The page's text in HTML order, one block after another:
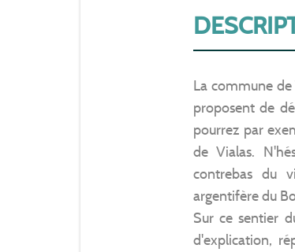
La commune de
proposent de
pourrez par
de Vialas.
contrebas du
argentifère du
Sur ce sentier
d'explication,